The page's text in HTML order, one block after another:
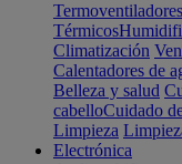
Termoventiladores
Térmicos
Climatización
Calentadores de
Belleza y salud
cabelloCuidado
Limpieza
Electrónica